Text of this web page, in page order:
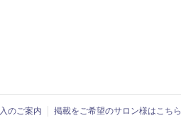
のご案内 掲載をご希望のサロン様はこちら